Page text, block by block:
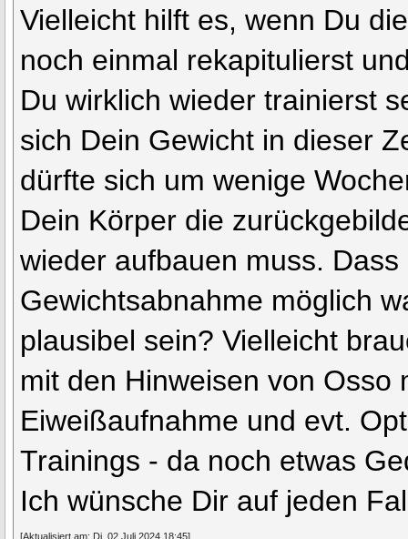
Vielleicht hilft es, wenn Du
noch einmal rekapitulierst
Du wirklich wieder trainierst
sich Dein Gewicht in dieser
dürfte sich um wenige
Dein Körper die
wieder aufbauen muss.
Gewichtsabnahme möglich
plausibel sein? Vielleicht
mit den Hinweisen von Osso
Eiweißaufnahme und evt.
Trainings - da noch etwas
Ich wünsche Dir auf jeden
[Aktualisiert am: Di, 02 Juli 2024 18:45]